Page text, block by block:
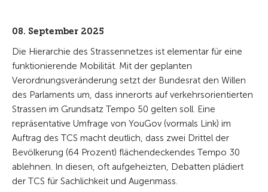
08. September 2025
Die Hierarchie des Strassennetzes ist elementar für eine
funktionierende Mobilität. Mit der geplanten
Verordnungsveränderung setzt der Bundesrat den Willen
des Parlaments um, dass innerorts auf verkehrsorientierten
Strassen im Grundsatz Tempo 50 gelten soll. Eine
repräsentative Umfrage von YouGov (vormals Link) im
Auftrag des TCS macht deutlich, dass zwei Drittel der
Bevölkerung (64 Prozent) flächendeckendes Tempo 30
ablehnen. In diesen, oft aufgeheizten, Debatten plädiert
der TCS für Sachlichkeit und Augenmass.